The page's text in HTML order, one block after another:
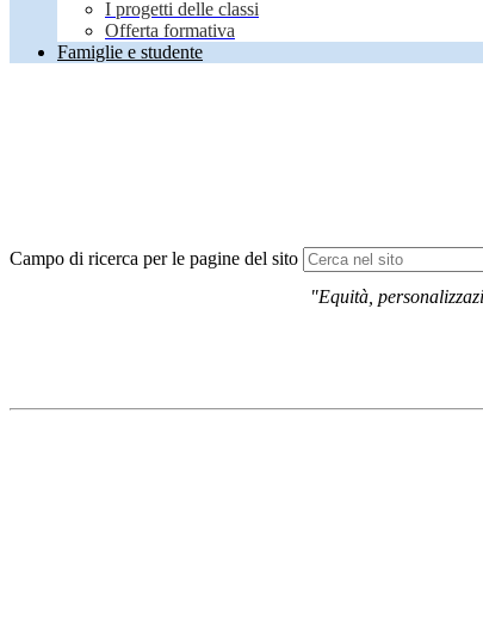
I progetti delle classi
Offerta formativa
Famiglie e studente
Campo di ricerca per le pagine del sito
"Equità,